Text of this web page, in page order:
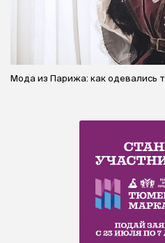
Мода из Парижа: как одевались